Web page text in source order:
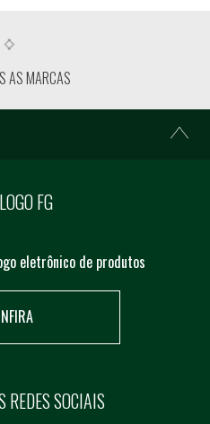
AS MARCAS
FG
eletrônico de produtos
REDES SOCIAIS